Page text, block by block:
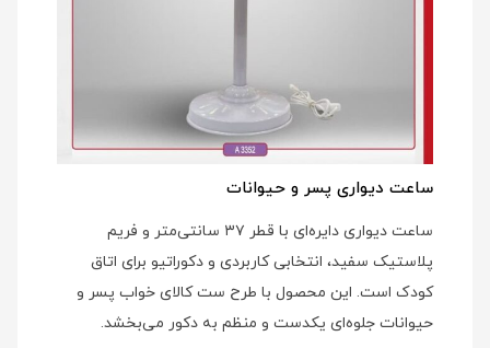
ساعت دیواری پسر و حیوانات
ساعت دیواری دایره‌ای با قطر ۳۷ سانتی‌متر و فریم
پلاستیک سفید، انتخابی کاربردی و دکوراتیو برای اتاق
کودک است. این محصول با طرح ست کالای خواب پسر و
حیوانات جلوه‌ای یکدست و منظم به دکور می‌بخشد.